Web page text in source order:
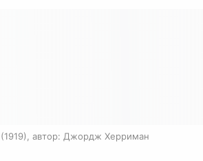
(1919), автор: Джордж Херриман